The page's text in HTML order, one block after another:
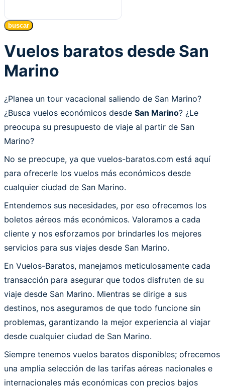
buscar
Vuelos baratos desde San
Marino
¿Planea un tour vacacional saliendo de San Marino?
¿Busca vuelos económicos desde San Marino? ¿Le
preocupa su presupuesto de viaje al partir de San
Marino?
No se preocupe, ya que vuelos-baratos.com está aquí
para ofrecerle los vuelos más económicos desde
cualquier ciudad de San Marino.
Entendemos sus necesidades, por eso ofrecemos los
boletos aéreos más económicos. Valoramos a cada
cliente y nos esforzamos por brindarles los mejores
servicios para sus viajes desde San Marino.
En Vuelos-Baratos, manejamos meticulosamente cada
transacción para asegurar que todos disfruten de su
viaje desde San Marino. Mientras se dirige a sus
destinos, nos aseguramos de que todo funcione sin
problemas, garantizando la mejor experiencia al viajar
desde cualquier ciudad de San Marino.
Siempre tenemos vuelos baratos disponibles; ofrecemos
una amplia selección de las tarifas aéreas nacionales e
internacionales más económicas con precios bajos